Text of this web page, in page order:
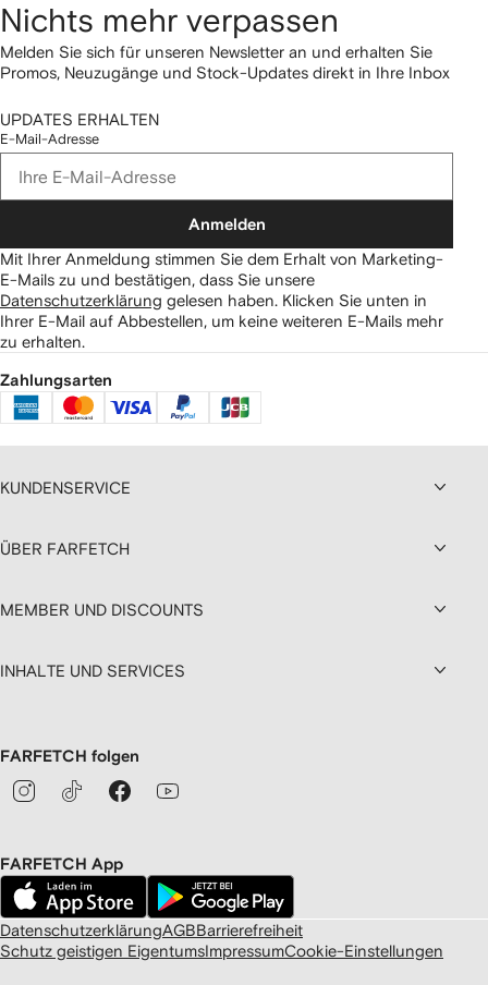
Nichts mehr verpassen
Melden Sie sich für unseren Newsletter an und erhalten Sie
Promos, Neuzugänge und Stock-Updates direkt in Ihre Inbox
UPDATES ERHALTEN
E-Mail-Adresse
Anmelden
Mit Ihrer Anmeldung stimmen Sie dem Erhalt von Marketing-
E-Mails zu und bestätigen, dass Sie unsere
Datenschutzerklärung gelesen haben. Klicken Sie unten in
Ihrer E-Mail auf Abbestellen, um keine weiteren E-Mails mehr
zu erhalten.
Zahlungsarten
KUNDENSERVICE
ÜBER FARFETCH
MEMBER UND DISCOUNTS
INHALTE UND SERVICES
FARFETCH folgen
FARFETCH App
DatenschutzerklärungAGBBarrierefreiheit
Schutz geistigen EigentumsImpressumCookie-Einstellungen